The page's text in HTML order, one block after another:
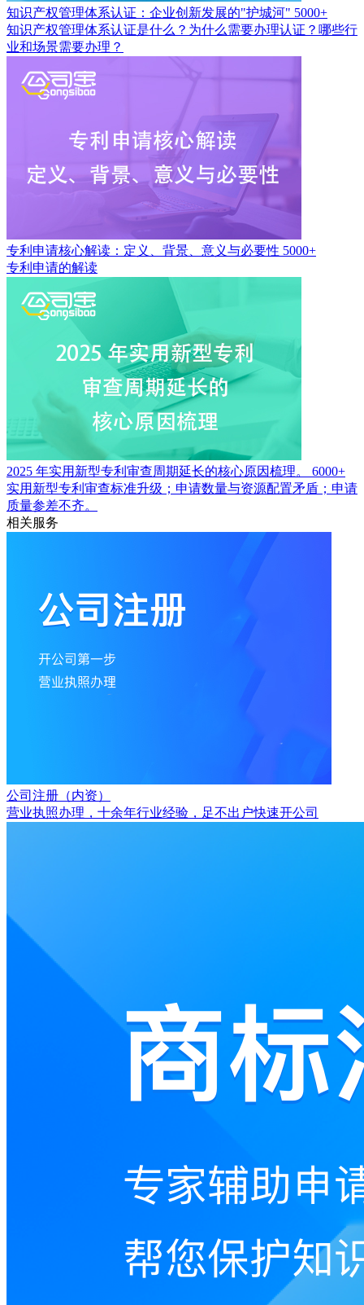
知识产权管理体系认证：企业创新发展的"护城河" 5000+
知识产权管理体系认证是什么？为什么需要办理认证？哪些行
业和场景需要办理？
专利申请核心解读：定义、背景、意义与必要性 5000+
专利申请的解读
2025 年实用新型专利审查周期延长的核心原因梳理。
6000+
实用新型专利审查标准升级；申请数量与资源配置矛盾；申请
质量参差不齐。
相关服务
公司注册（内资）
营业执照办理，十余年行业经验，足不出户快速开公司